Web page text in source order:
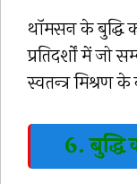
थॉमसन के बुद्धि
प्रतिदर्शों में जो
स्वतन्त्र मिश्रण
6. बुद्धि